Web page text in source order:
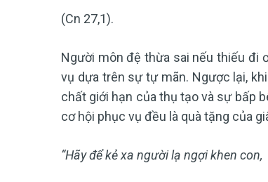
(Cn 27,1).
Người môn đệ thừa sai nếu thiếu đi
vụ dựa trên sự tự mãn. Ngược lại,
chất giới hạn của thụ tạo và sự bấp
cơ hội phục vụ đều là quà tặng của
“Hãy để kẻ xa người lạ ngợi khen con,